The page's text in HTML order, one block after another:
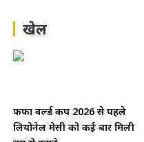
खेल
फीफा वर्ल्ड कप 2026 से पहले
लियोनेल मेसी को कई बार मिली